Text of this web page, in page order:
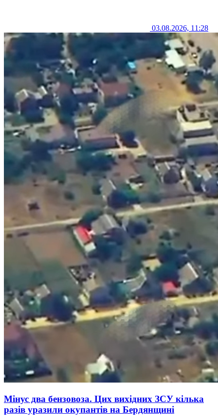
03.08.2026, 11:28
Мінус два бензовоза. Цих вихідних ЗСУ кілька
разів уразили окупантів на Бердянщині